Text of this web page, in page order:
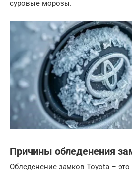
суровые морозы.
Причины обледенения
Обледенение замков Toyota – это